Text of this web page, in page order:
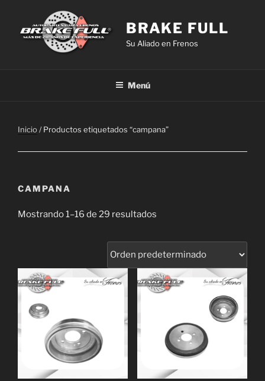
contenido
BRAKE FULL
Su Aliado en Frenos
Menú
Inicio/ Productos etiquetados “campana”
CAMPANA
Mostrando 1–16 de 29 resultados